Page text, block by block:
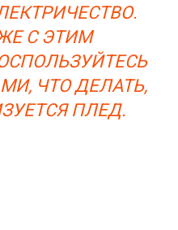
С ЭТИМ
ЧТО ДЕЛАТЬ,
ПЛЕД.